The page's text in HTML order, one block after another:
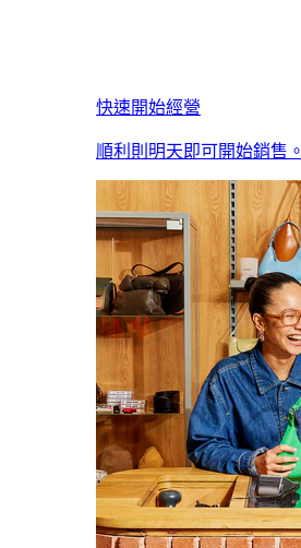
快速開始經營
順利則明天即可開始銷售。